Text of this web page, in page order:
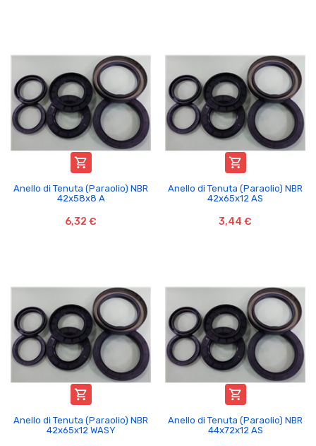

Anello di Tenuta (Paraolio) NBR
42x58x8 A
6,32 €

Anello di Tenuta (Paraolio) NBR
42x65x12 AS
3,44 €

Anello di Tenuta (Paraolio) NBR
42x65x12 WASY

Anello di Tenuta (Paraolio) NBR
44x72x12 AS